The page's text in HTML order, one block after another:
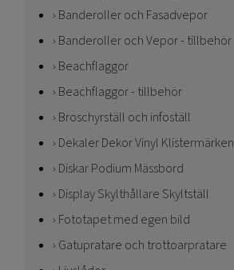
Banderoller och Fasadvepor
Banderoller och Vepor - tillbehör
Beachflaggor
Beachflaggor - tillbehör
Broschyrställ och infoställ
Dekaler Dekor Vinyl Klistermärken
Diskar Podium Mässbord
Display Skylthållare Skyltställ
Fototapet med egen bild
Gatupratare och trottoarpratare